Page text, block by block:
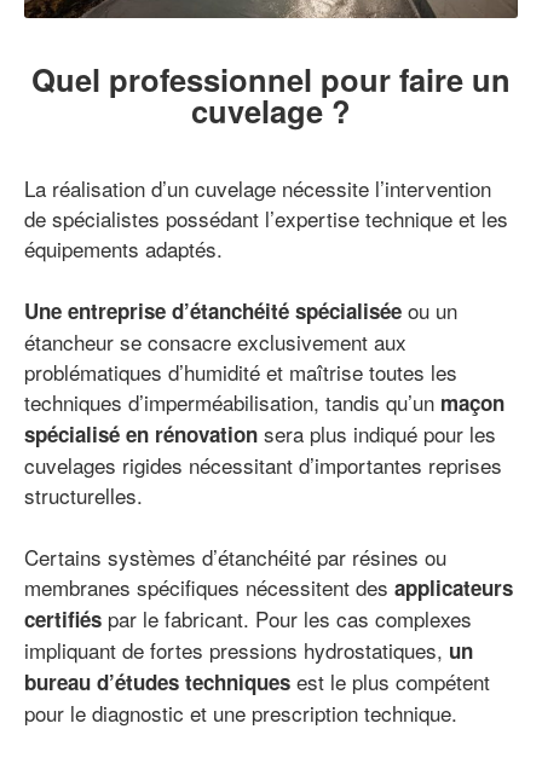
Quel professionnel pour faire un
cuvelage ?
La réalisation d’un cuvelage nécessite l’intervention
de spécialistes possédant l’expertise technique et les
équipements adaptés.
Une entreprise d’étanchéité spécialisée ou un
étancheur se consacre exclusivement aux
problématiques d’humidité et maîtrise toutes les
techniques d’imperméabilisation, tandis qu’un maçon
spécialisé en rénovation sera plus indiqué pour les
cuvelages rigides nécessitant d’importantes reprises
structurelles.
Certains systèmes d’étanchéité par résines ou
membranes spécifiques nécessitent des applicateurs
certifiés par le fabricant. Pour les cas complexes
impliquant de fortes pressions hydrostatiques, un
bureau d’études techniques est le plus compétent
pour le diagnostic et une prescription technique.